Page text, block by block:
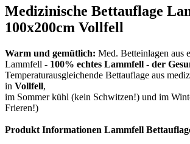
Medizinische Bettauflage
100x200cm Vollfell
Warm und gemütlich: Med. Betteinlagen aus
Lammfell - 100% echtes Lammfell - der
Temperaturausgleichende Bettauflage aus
in Vollfell,
im Sommer kühl (kein Schwitzen!) und im
Frieren!)
Produkt Informationen Lammfell